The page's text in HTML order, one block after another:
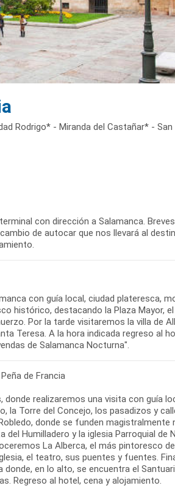
Rodrigo* - Miranda del Castañar* -
con dirección a Salamanca.
de autocar que nos llevará al
con guía local, ciudad plateresca,
histórico, destacando la Plaza Mayor,
Por la tarde visitaremos la villa de
Teresa. A la hora indicada regreso al
de Salamanca Nocturna".
de Francia
donde realizaremos una visita con guía
la Torre del Concejo, los pasadizos y
donde se funden
del Humilladero y la iglesia Parroquial
La Alberca, el más pintoresco
el teatro, sus puentes y fuentes.
en lo alto, se encuentra el
Regreso al hotel, cena y alojamiento.